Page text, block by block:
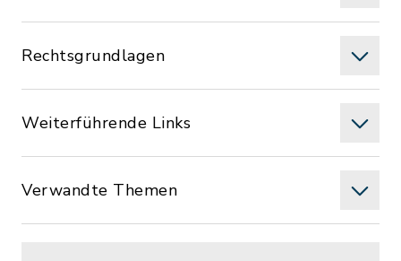
Rechtsgrundlagen
Weiterführende Links
Verwandte Themen